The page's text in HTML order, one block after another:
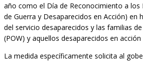
año como el Día de Reconocimiento a los
de Guerra y Desaparecidos en Acción) en
del servicio desaparecidos y las familias
(POW) y aquellos desaparecidos en acción
La medida específicamente solicita al